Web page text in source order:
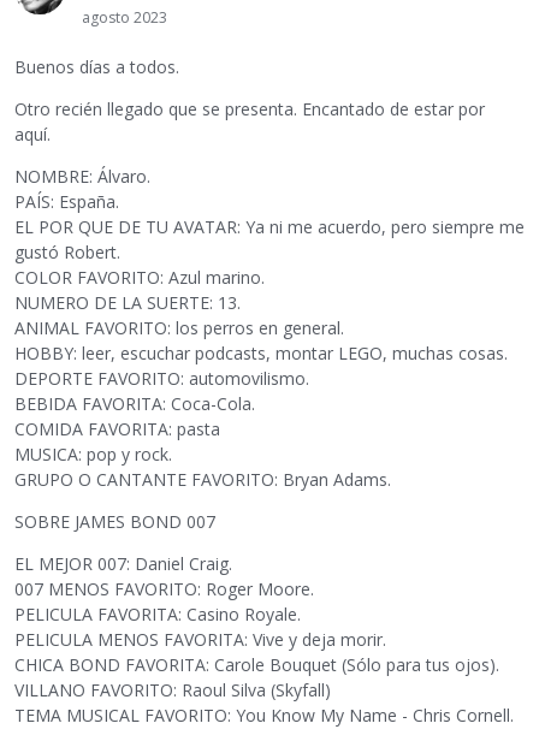
agosto 2023
Buenos días a todos.
Otro recién llegado que se presenta. Encantado de estar por
aquí.
NOMBRE: Álvaro.
PAÍS: España.
EL POR QUE DE TU AVATAR: Ya ni me acuerdo, pero siempre me
gustó Robert.
COLOR FAVORITO: Azul marino.
NUMERO DE LA SUERTE: 13.
ANIMAL FAVORITO: los perros en general.
HOBBY: leer, escuchar podcasts, montar LEGO, muchas cosas.
DEPORTE FAVORITO: automovilismo.
BEBIDA FAVORITA: Coca-Cola.
COMIDA FAVORITA: pasta
MUSICA: pop y rock.
GRUPO O CANTANTE FAVORITO: Bryan Adams.
SOBRE JAMES BOND 007
EL MEJOR 007: Daniel Craig.
007 MENOS FAVORITO: Roger Moore.
PELICULA FAVORITA: Casino Royale.
PELICULA MENOS FAVORITA: Vive y deja morir.
CHICA BOND FAVORITA: Carole Bouquet (Sólo para tus ojos).
VILLANO FAVORITO: Raoul Silva (Skyfall)
TEMA MUSICAL FAVORITO: You Know My Name - Chris Cornell.